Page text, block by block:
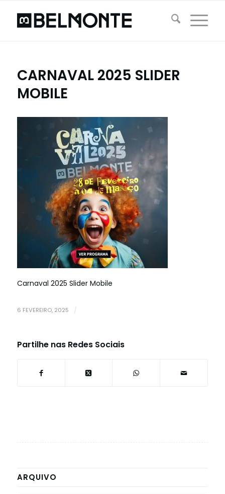
CARNAVAL 2025 SLIDER
MOBILE
Carnaval 2025 Slider Mobile
6 FEVEREIRO, 2025 /
Partilhe nas Redes Sociais
ARQUIVO